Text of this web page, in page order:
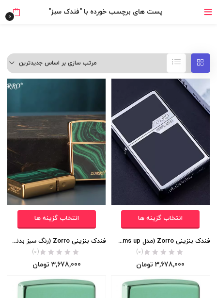
خرید قسطی با ترب‌پی
پست های برچسب خورده با "فندک سبز" 0
مرتب سازی بر اساس جدیدترین
انتخاب گزینه ها
فندک بنزینی Zorro (مدل bottoms up) اورجینال
(0)
3,678,000 تومان
انتخاب گزینه ها
فندک بنزینی Zorro (رنگ سبز بدنه لاکی) اورجینال
(0)
3,678,000 تومان